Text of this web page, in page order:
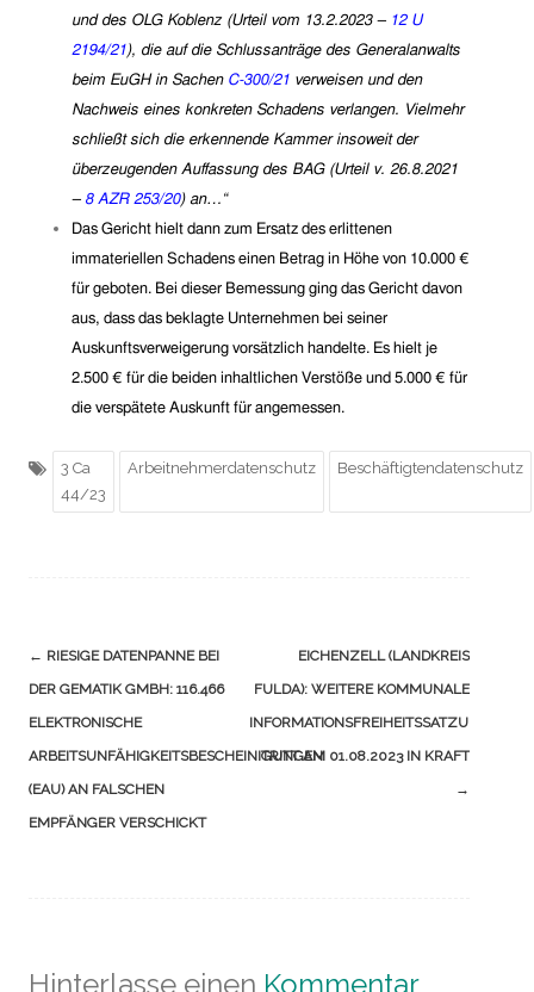
und des OLG Koblenz (Urteil vom 13.2.2023 – 12 U
2194/21), die auf die Schlussanträge des Generalanwalts
beim EuGH in Sachen C-300/21 verweisen und den
Nachweis eines konkreten Schadens verlangen. Vielmehr
schließt sich die erkennende Kammer insoweit der
überzeugenden Auffassung des BAG (Urteil v. 26.8.2021
– 8 AZR 253/20) an…“
Das Gericht hielt dann zum Ersatz des erlittenen
immateriellen Schadens einen Betrag in Höhe von 10.000 €
für geboten. Bei dieser Bemessung ging das Gericht davon
aus, dass das beklagte Unternehmen bei seiner
Auskunftsverweigerung vorsätzlich handelte. Es hielt je
2.500 € für die beiden inhaltlichen Verstöße und 5.000 € für
die verspätete Auskunft für angemessen.
3 Ca
44/23
Arbeitnehmerdatenschutz Beschäftigtendatenschutz
Navigation
(Beiträge)
← RIESIGE DATENPANNE BEI
DER GEMATIK GMBH: 116.466
ELEKTRONISCHE
ARBEITSUNFÄHIGKEITSBESCHEINIGUNGEN
(EAU) AN FALSCHEN
EMPFÄNGER VERSCHICKT
EICHENZELL (LANDKREIS
FULDA): WEITERE KOMMUNALE
INFORMATIONSFREIHEITSSATZUNG
TRITT AM 01.08.2023 IN KRAFT
→
Hinterlasse einen Kommentar